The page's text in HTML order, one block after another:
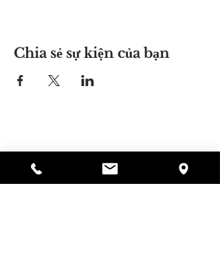
Chia sẻ sự kiện của bạn
978-364-0920